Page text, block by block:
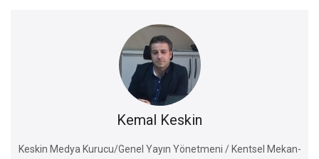
Kemal Keskin
Keskin Medya Kurucu/Genel Yayın Yönetmeni / Kentsel Mekan-